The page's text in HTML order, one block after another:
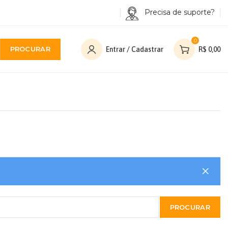
Precisa de suporte?
PROCURAR Entrar / Cadastrar
0
R$ 0,00
PROCURAR